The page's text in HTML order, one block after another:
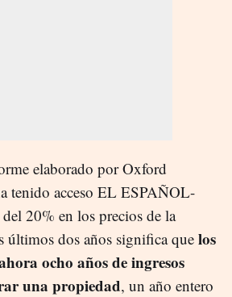
elaborado por Oxford
tenido acceso EL ESPAÑOL-
20% en los precios de la
últimos dos años significa que los
ocho años de ingresos
una propiedad, un año entero